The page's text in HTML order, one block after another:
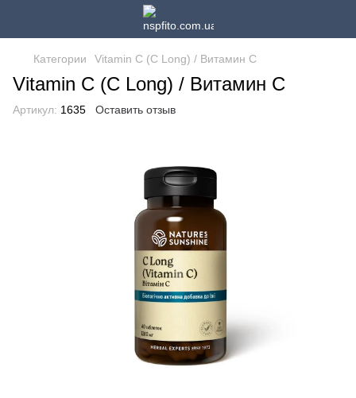
Категории Vitamin C (C Long) / Витамин С
Vitamin C (C Long) / Витамин С
Артикул: 1635 Оставить отзыв